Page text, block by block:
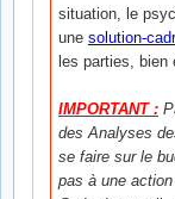
situation, le
une solution-
les parties, bien
IMPORTANT :
des Analyses
se faire sur le
pas à une